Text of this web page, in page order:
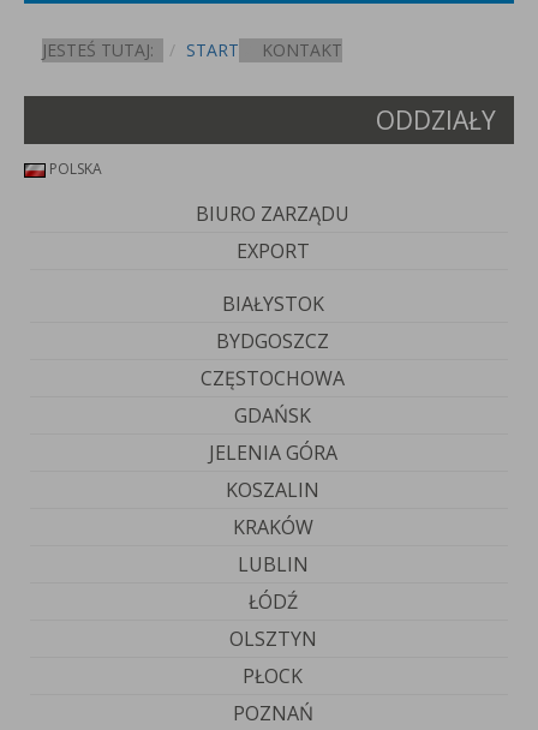
JESTEŚ TUTAJ: START KONTAKT
ODDZIAŁY
POLSKA
BIURO ZARZĄDU
EXPORT
BIAŁYSTOK
BYDGOSZCZ
CZĘSTOCHOWA
GDAŃSK
JELENIA GÓRA
KOSZALIN
KRAKÓW
LUBLIN
ŁÓDŹ
OLSZTYN
PŁOCK
POZNAŃ